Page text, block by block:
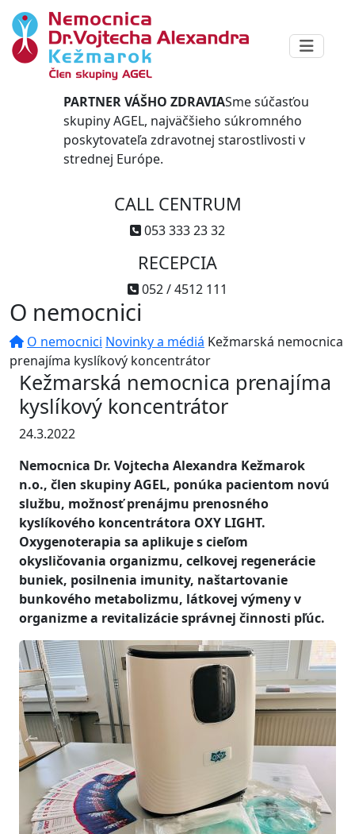
PARTNER VÁŠHO ZDRAVIASme súčasťou
skupiny AGEL, najväčšieho súkromného
poskytovateľa zdravotnej starostlivosti v
strednej Európe.
CALL CENTRUM
053 333 23 32
RECEPCIA
052 / 4512 111
O nemocnici
O nemocnici Novinky a médiá Kežmarská nemocnica
prenajíma kyslíkový koncentrátor
Kežmarská nemocnica prenajíma
kyslíkový koncentrátor
24.3.2022
Nemocnica Dr. Vojtecha Alexandra Kežmarok
n.o., člen skupiny AGEL, ponúka pacientom novú
službu, možnosť prenájmu prenosného
kyslíkového koncentrátora OXY LIGHT.
Oxygenoterapia sa aplikuje s cieľom
okysličovania organizmu, celkovej regenerácie
buniek, posilnenia imunity, naštartovanie
bunkového metabolizmu, látkovej výmeny v
organizme a revitalizácie správnej činnosti pľúc.